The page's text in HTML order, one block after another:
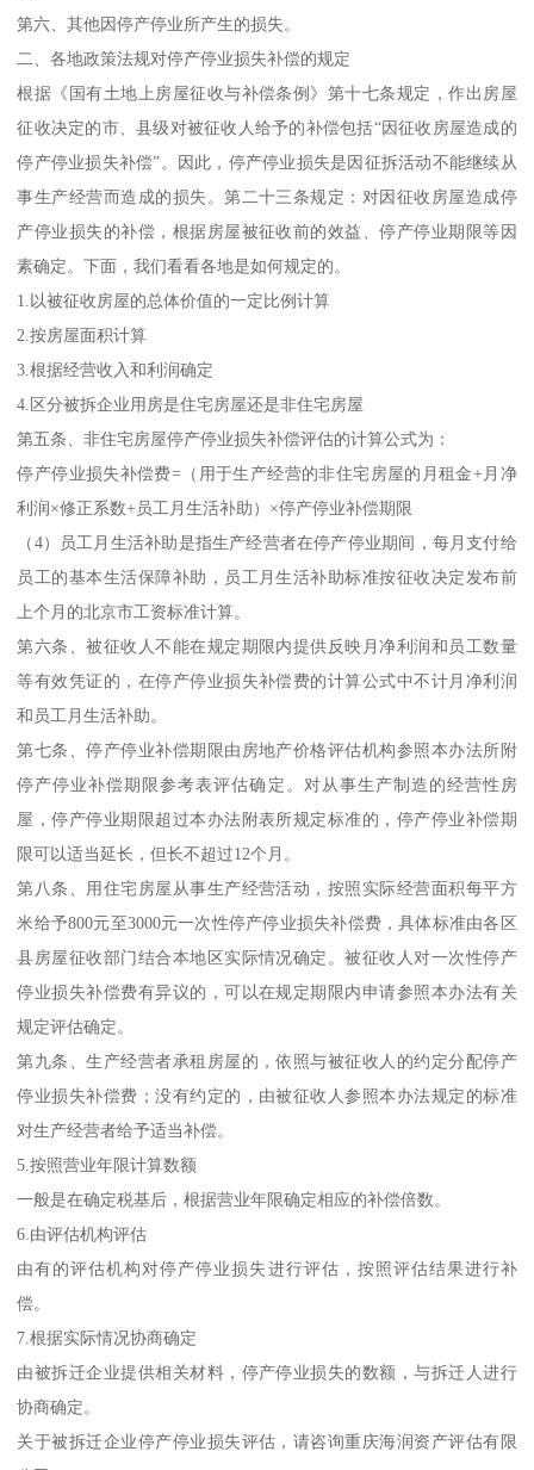
第六、其他因停产停业所产生的损失。
二、各地政策法规对停产停业损失补偿的规定
根据《国有土地上房屋征收与补偿条例》第十七条规定，作出房屋
征收决定的市、县级对被征收人给予的补偿包括“因征收房屋造成的
停产停业损失补偿”。因此，停产停业损失是因征拆活动不能继续从
事生产经营而造成的损失。第二十三条规定：对因征收房屋造成停
产停业损失的补偿，根据房屋被征收前的效益、停产停业期限等因
素确定。下面，我们看看各地是如何规定的。
1.以被征收房屋的总体价值的一定比例计算
2.按房屋面积计算
3.根据经营收入和利润确定
4.区分被拆企业用房是住宅房屋还是非住宅房屋
第五条、非住宅房屋停产停业损失补偿评估的计算公式为：
停产停业损失补偿费=（用于生产经营的非住宅房屋的月租金+月净
利润×修正系数+员工月生活补助）×停产停业补偿期限
（4）员工月生活补助是指生产经营者在停产停业期间，每月支付给
员工的基本生活保障补助，员工月生活补助标准按征收决定发布前
上个月的北京市工资标准计算。
第六条、被征收人不能在规定期限内提供反映月净利润和员工数量
等有效凭证的，在停产停业损失补偿费的计算公式中不计月净利润
和员工月生活补助。
第七条、停产停业补偿期限由房地产价格评估机构参照本办法所附
停产停业补偿期限参考表评估确定。对从事生产制造的经营性房
屋，停产停业期限超过本办法附表所规定标准的，停产停业补偿期
限可以适当延长，但长不超过12个月。
第八条、用住宅房屋从事生产经营活动，按照实际经营面积每平方
米给予800元至3000元一次性停产停业损失补偿费，具体标准由各区
县房屋征收部门结合本地区实际情况确定。被征收人对一次性停产
停业损失补偿费有异议的，可以在规定期限内申请参照本办法有关
规定评估确定。
第九条、生产经营者承租房屋的，依照与被征收人的约定分配停产
停业损失补偿费；没有约定的，由被征收人参照本办法规定的标准
对生产经营者给予适当补偿。
5.按照营业年限计算数额
一般是在确定税基后，根据营业年限确定相应的补偿倍数。
6.由评估机构评估
由有的评估机构对停产停业损失进行评估，按照评估结果进行补
偿。
7.根据实际情况协商确定
由被拆迁企业提供相关材料，停产停业损失的数额，与拆迁人进行
协商确定。
关于被拆迁企业停产停业损失评估，请咨询重庆海润资产评估有限